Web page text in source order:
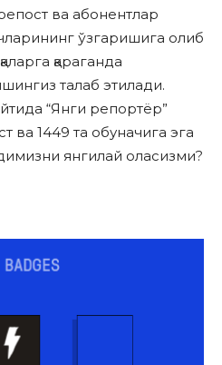
ва абонентлар
ўзгаришига олиб
қараганда
талаб этилади.
“Янги репортёр”
ва 1449 та обуначига эга
янгилай оласизми?